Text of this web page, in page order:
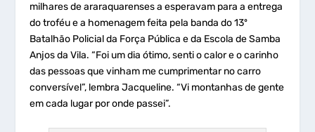
milhares de araraquarenses a esperavam para a entrega
do troféu e a homenagem feita pela banda do 13º
Batalhão Policial da Força Pública e da Escola de Samba
Anjos da Vila. “Foi um dia ótimo, senti o calor e o carinho
das pessoas que vinham me cumprimentar no carro
conversível”, lembra Jacqueline. “Vi montanhas de gente
em cada lugar por onde passei”.